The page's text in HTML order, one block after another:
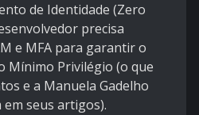
de Identidade (Zero
precisa
e MFA para garantir o
Mínimo Privilégio (o que
e a Manuela Gadelho
seus artigos).